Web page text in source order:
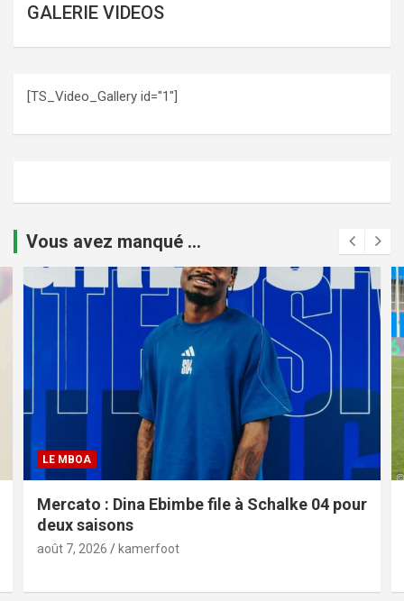
GALERIE VIDEOS
[TS_Video_Gallery id="1"]
Vous avez manqué ...
LE MBOA
Mercato : Dina Ebimbe file à Schalke 04 pour
deux saisons
août 7, 2026 kamerfoot